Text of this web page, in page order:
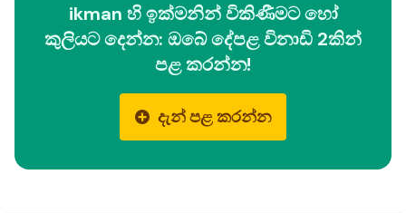
ikman හි ඉක්මනින් විකිණීමට හෝ
කුලියට දෙන්න: ඔබේ දේපළ විනාඩි 2කින්
පළ කරන්න!
දැන් පළ කරන්න